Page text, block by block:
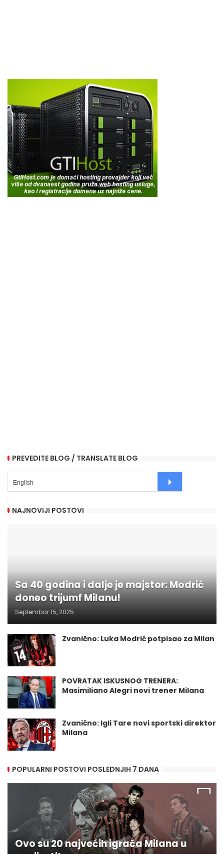
PREVEDITE BLOG / TRANSLATE BLOG
NAJNOVIJI POSTOVI
Sa 40 godina i dalje je majstor: Modrić
doneo trijumf Milanu!
Septembar 15, 2025
Zvanično: Luka Modrić potpisao za Milan
POVRATAK ISKUSNOG TRENERA:
Masimiliano Alegri novi trener Milana
Zvanično: Igli Tare novi sportski direktor
Milana
POPULARNI POSTOVI POSLEDNJIH 7 DANA
Ovo su 20 najvećih igrača Milana u